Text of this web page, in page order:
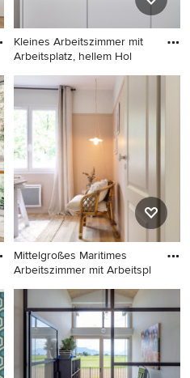
Kleines Arbeitszimmer mit
Arbeitsplatz, hellem Hol
Kleines Arbeitszimmer mit
Arbeitsplatz, hellem
Holzboden und Einbau-
Schreibtisch in Hamburg
Mittelgroßes Maritimes
Arbeitszimmer mit Arbeitspl
Mittelgroßes Maritimes
Arbeitszimmer mit
Arbeitsplatz, rosa Wandfarbe,
hellem Holzboden,
freistehendem Schreibtisch